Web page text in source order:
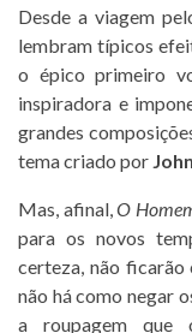
Desde a viagem
lembram típicos
o épico primeiro
inspiradora e
grandes
tema criado por
Mas, afinal,O
para os novos
certeza, não
não há como negar
a roupagem que